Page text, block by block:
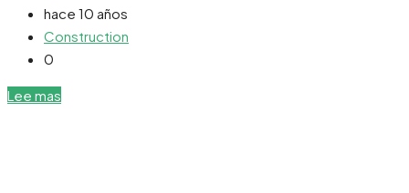
hace 10 años
Construction
0
Lee mas